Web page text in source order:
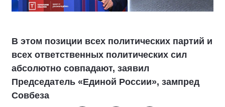
В этом позиции всех политических партий и
всех ответственных политических сил
абсолютно совпадают, заявил
Председатель «Единой России», зампред
Совбеза